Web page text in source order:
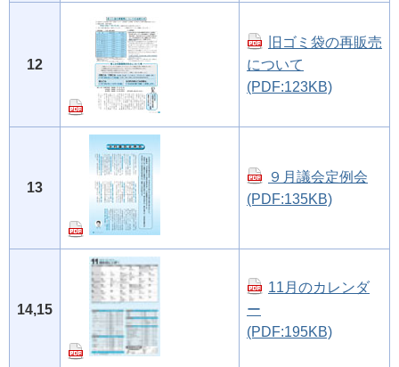
12
旧ゴミ袋の再販売
について
(PDF:123KB)
13
９月議会定例会
(PDF:135KB)
14,15
11月のカレンダ
ー
(PDF:195KB)